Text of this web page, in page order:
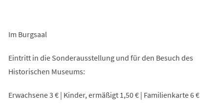
Im Burgsaal
Eintritt in die Sonderausstellung und für den Besuch des
Historischen Museums:
Erwachsene 3 € | Kinder, ermäßigt 1,50 € | Familienkarte 6 €